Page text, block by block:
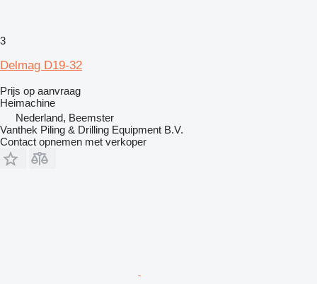
3
Delmag D19-32
Prijs op aanvraag
Heimachine
Nederland, Beemster
Vanthek Piling & Drilling Equipment B.V.
Contact opnemen met verkoper